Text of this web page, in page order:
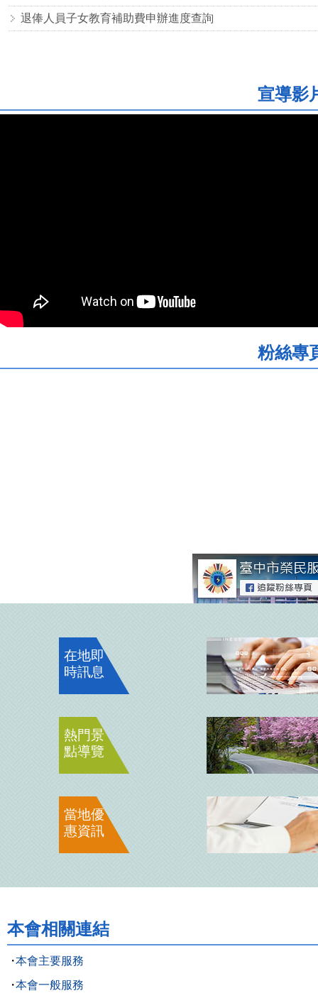
退俸人員子女教育補助費申辦進度查詢
宣導影
粉絲專
在地即
時訊息
熱門景
點導覽
當地優
惠資訊
本會相關連結
本會主要服務
本會一般服務